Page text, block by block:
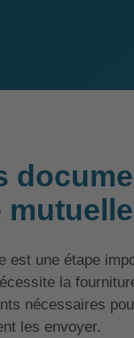
est une étape
la
nécessaires
les envoyer.